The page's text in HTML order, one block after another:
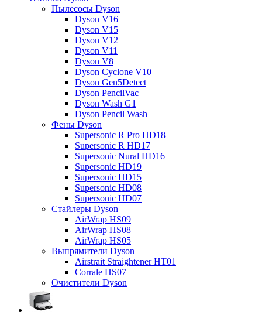
Пылесосы Dyson
Dyson V16
Dyson V15
Dyson V12
Dyson V11
Dyson V8
Dyson Cyclone V10
Dyson Gen5Detect
Dyson PencilVac
Dyson Wash G1
Dyson Pencil Wash
Фены Dyson
Supersonic R Pro HD18
Supersonic R HD17
Supersonic Nural HD16
Supersonic HD19
Supersonic HD15
Supersonic HD08
Supersonic HD07
Стайлеры Dyson
AirWrap HS09
AirWrap HS08
AirWrap HS05
Выпрямители Dyson
Airstrait Straightener HT01
Corrale HS07
Очистители Dyson